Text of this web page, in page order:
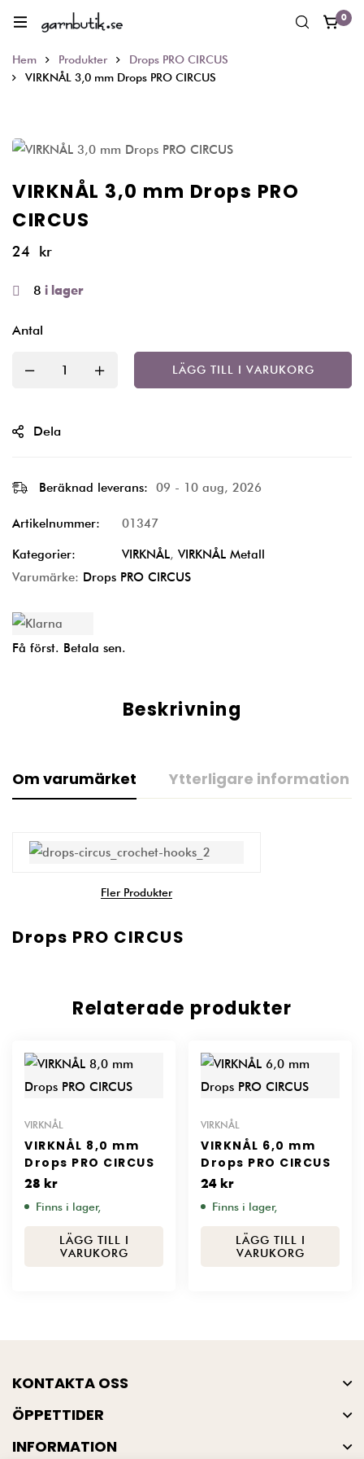
0
Hem Produkter
Drops PRO CIRCUS
VIRKNÅL 3,0 mm Drops PRO CIRCUS
VIRKNÅL 3,0 mm Drops PRO
CIRCUS
24 kr
8 i lager
Antal
LÄGG TILL I VARUKORG
Dela
Beräknad leverans: 09 - 10 aug, 2026
Artikelnummer: 01347
Kategorier: VIRKNÅL, VIRKNÅL Metall
Varumärke: Drops PRO CIRCUS
Få först. Betala sen.
Beskrivning
Om varumärket Ytterligare information
Fler Produkter
Drops PRO CIRCUS
Relaterade produkter
VIRKNÅL
VIRKNÅL 8,0 mm
Drops PRO CIRCUS
28 kr
Finns i lager,
LÄGG TILL I
VARUKORG
VIRKNÅL
VIRKNÅL 6,0 mm
Drops PRO CIRCUS
24 kr
Finns i lager,
LÄGG TILL I
VARUKORG
KONTAKTA OSS
ÖPPETTIDER
INFORMATION